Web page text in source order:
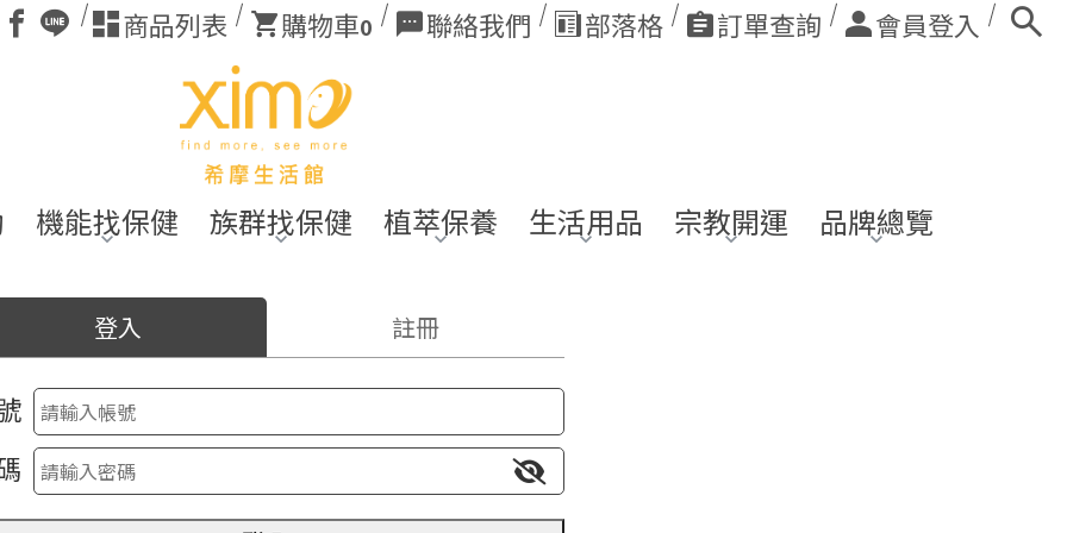
商品列表 購物車0 聯絡我們 部落格 訂單查詢 會員登入
機能找保健 族群找保健 植萃保養 生活用品 宗教開運 品牌總覽
登入 註冊